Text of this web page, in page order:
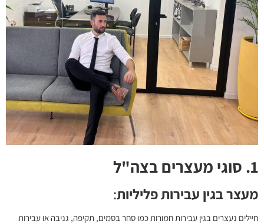
1. סוגי מעצרים בצה"ל
מעצר בגין עבירות פליליות:
חיילים נעצרים בגין עבירות חמורות כמו סחר בסמים, תקיפה, גניבה או עבירות